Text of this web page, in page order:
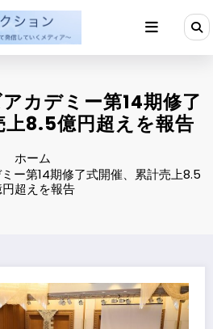
カデミー第14期修了
上8.5億円超えを報告
ホーム
ー第14期修了式開催、累計売上8.5
超えを報告